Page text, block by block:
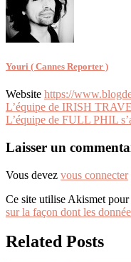
Youri ( Cannes Reporter )
Website https://
Navigation
de
l’article
L’équipe de IRISH
L’équipe de FULL PHIL
Laisser un
Vous devez vous connecter
Ce site utilise Akismet
sur la façon dont les
Related Posts